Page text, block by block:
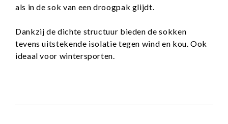
als in de sok van een droogpak glijdt.
Dankzij de dichte structuur bieden de sokken
tevens uitstekende isolatie tegen wind en kou. Ook
ideaal voor wintersporten.